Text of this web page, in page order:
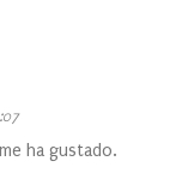
ha gustado.